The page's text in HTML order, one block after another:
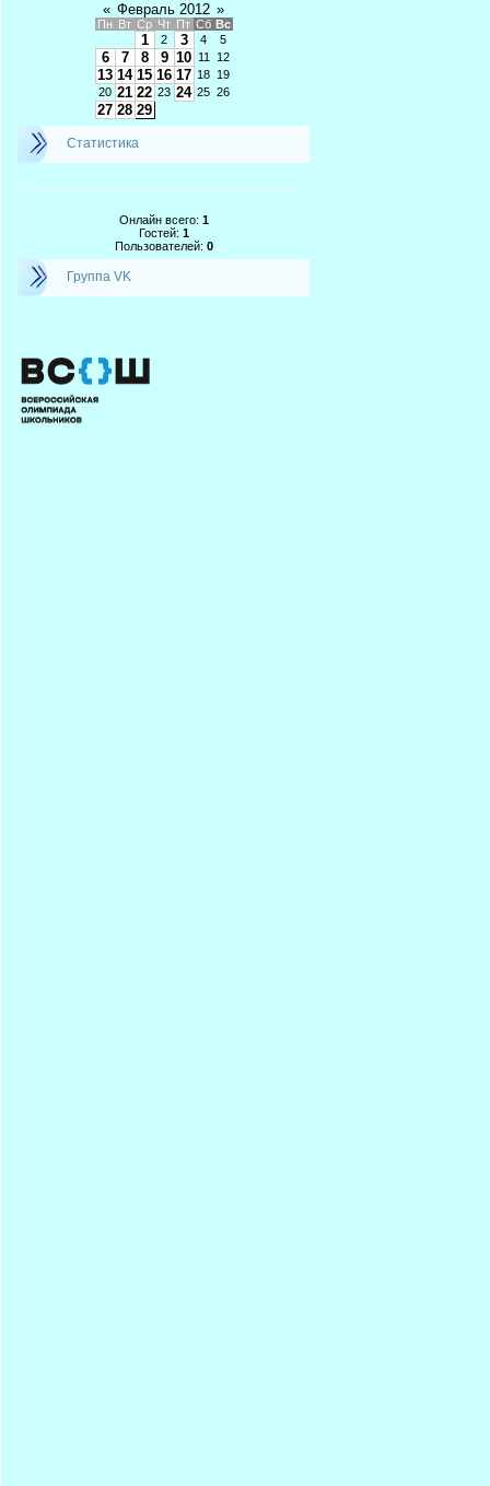
« Февраль 2012 »
Пн Вт Ср Чт Пт Сб Вс
1 2 3 4 5
6 7 8 9 10 11 12
13 14 15 16 17 18 19
20 21 22 23 24 25 26
27 28 29
Статистика
Онлайн всего: 1
Гостей: 1
Пользователей: 0
Группа VK